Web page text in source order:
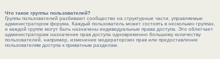
Что такое группы пользователей?
Группы пользователей разбивают сообщество на структурные части, управляемые
администратором форума. Каждый пользователь может состоять в нескольких группах,
и каждой группе могут быть назначены индивидуальные права доступа. Это облегчает
администраторам назначение прав доступа одновременно большому количеству
пользователей, например, изменение модераторских прав или предоставление
пользователям доступа к приватным разделам.